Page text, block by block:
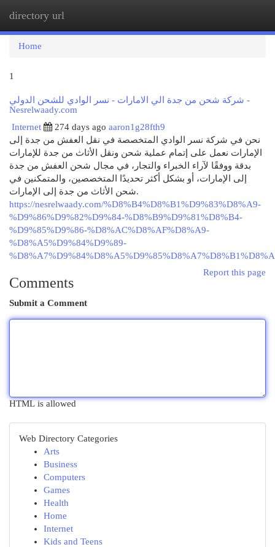
directory url
Home
1
شركة شحن من جدة الي الامارات - نسر الوادي للشحن الدولي -
Nesrelwaady.com
Internet
274 days ago aaron1g28fth9
نحن في شركة نسر الوادي المتخصصة في نقل العفش من جدة إلى
الإمارات نعمل على إتمام عملية شحن ونقل الأثاث من جدة للإمارات
بدقة ووفقًا لآراء الخبراء والتجار، في مجال شحن العفش من جدة
إلى الإمارات، أو بشكل أكثر تحديدًا المتخصصين، والمتمكنين في
شحن الأثاث من جدة إلى الإمارات.
https://nesrelwaady.com/%D8%B4%D8%B1%D9%83%D8%A9-
%D9%86%D9%82%D9%84-%D8%B9%D9%81%D8%B4-
%D9%85%D9%86-%D8%AC%D8%AF%D8%A9-
%D8%A5%D9%84%D9%89-
Report this page
Comments
Submit a Comment
HTML is allowed
Web Directory Categories
Arts
Business
Computers
Games
Health
Home
Internet
Kids and Teens